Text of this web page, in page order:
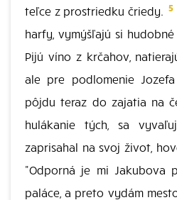
teľce z prostriedku čriedy. 5
harfy, vymýšľajú si
Pijú víno z krčahov,
ale pre podlomenie
pôjdu teraz do zajatia na
hulákanie tých, sa
zaprisahal na svoj život,
"Odporná je mi Jakubova
paláce, a preto vydám